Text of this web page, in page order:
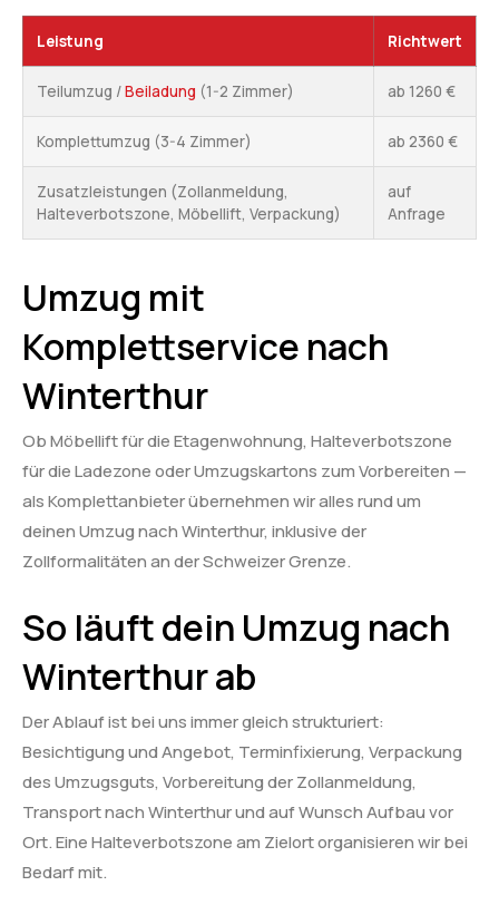
Leistung Richtwert
Teilumzug /Beiladung (1-2 Zimmer) ab 1260 €
Komplettumzug (3-4 Zimmer) ab 2360 €
Zusatzleistungen (Zollanmeldung,
Halteverbotszone, Möbellift, Verpackung)
auf
Anfrage
Umzug mit
Komplettservice nach
Winterthur
Ob Möbellift für die Etagenwohnung, Halteverbotszone
für die Ladezone oder Umzugskartons zum Vorbereiten —
als Komplettanbieter übernehmen wir alles rund um
deinen Umzug nach Winterthur, inklusive der
Zollformalitäten an der Schweizer Grenze.
So läuft dein Umzug nach
Winterthur ab
Der Ablauf ist bei uns immer gleich strukturiert:
Besichtigung und Angebot, Terminfixierung, Verpackung
des Umzugsguts, Vorbereitung der Zollanmeldung,
Transport nach Winterthur und auf Wunsch Aufbau vor
Ort. Eine Halteverbotszone am Zielort organisieren wir bei
Bedarf mit.